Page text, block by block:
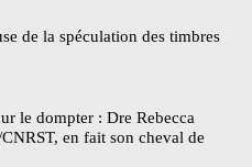
de la spéculation des timbres
le dompter : Dre Rebecca
en fait son cheval de